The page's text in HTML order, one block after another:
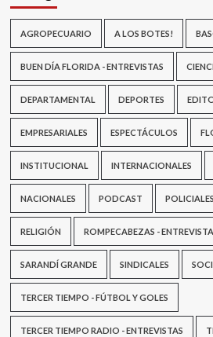
AGROPECUARIO A LOS BOTES!
BUEN DÍA FLORIDA - ENTREVISTAS
DEPARTAMENTAL DEPORTES
EMPRESARIALES ESPECTÁCULOS
INSTITUCIONAL INTERNACIONALES
NACIONALES PODCAST POLICIALES
RELIGIÓN ROMPECABEZAS -
SARANDÍ GRANDE SINDICALES
TERCER TIEMPO - FÚTBOL Y GOLES
TERCER TIEMPO RADIO - ENTREVISTAS